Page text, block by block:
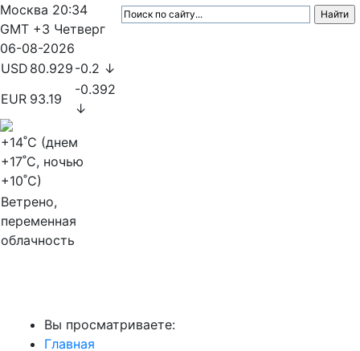
Москва 20:34
GMT +3 Четверг
06-08-2026
USD 80.929 -0.2 ↓
EUR 93.19
-0.392
↓
+14˚C (днем
+17˚C, ночью
+10˚C)
Ветрено,
переменная
облачность
Вы просматриваете:
Главная